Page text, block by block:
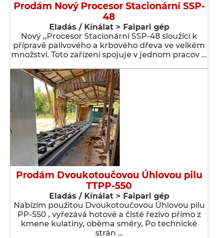
Prodám Nový Procesor Stacionární SSP-
48
Eladás / Kínálat > Faipari gép
Nový ,,Procesor Stacionární SSP-48 sloužící k
přípravě palivového a krbového dřeva ve velkém
množství. Toto zařízení spojuje v jednom pracov …
Prodám Dvoukotoučovou Úhlovou pilu
TTPP-550
Eladás / Kínálat > Faipari gép
Nabízím použitou Dvoukotoučovou Úhlovou pilu
PP-550 , vyřezává hotové a čisté řezivo přímo z
kmene kulatiny, oběma směry, Po technické
strán …